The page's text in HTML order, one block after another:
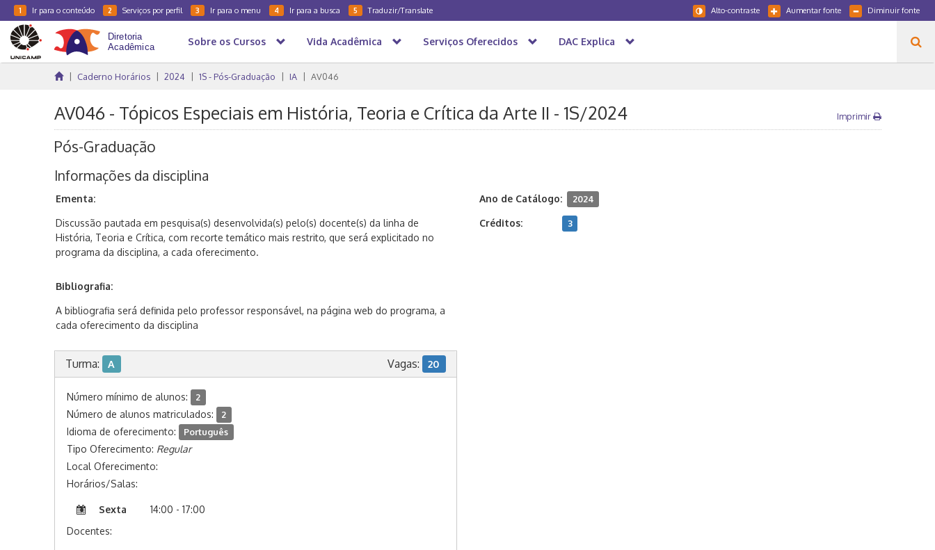
1 Ir para o conteúdo 2 Serviços por perfil 3 Ir para o menu 4 Ir para a busca 5 Traduzir/Translate Diminuir fonte
Aumentar fonte
Alto-contraste
Sobre os Cursos Vida Acadêmica Serviços Oferecidos DAC Explica
Caderno Horários 2024 1S - Pós-Graduação IA AV046
AV046 - Tópicos Especiais em História, Teoria e Crítica da Arte II - 1S/2024 Imprimir
Pós-Graduação
Informações da disciplina
Ementa:
Discussão pautada em pesquisa(s) desenvolvida(s) pelo(s) docente(s) da linha de
História, Teoria e Crítica, com recorte temático mais restrito, que será explicitado no
programa da disciplina, a cada oferecimento.
Bibliografia:
A bibliografia será definida pelo professor responsável, na página web do programa, a
cada oferecimento da disciplina
Ano de Catálogo: 2024
Créditos: 3
Turma: A Vagas: 20
Número mínimo de alunos: 2
Número de alunos matriculados: 2
Idioma de oferecimento: Português
Tipo Oferecimento: Regular
Local Oferecimento:
Horários/Salas:
Sexta
14:00 - 17:00
Docentes: